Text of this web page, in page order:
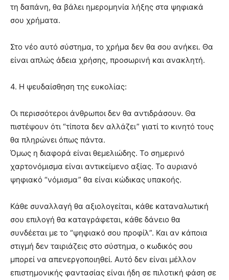
τη δαπάνη, θα βάλει ημερομηνία λήξης στα ψηφιακά
σου χρήματα.
Στο νέο αυτό σύστημα, το χρήμα δεν θα σου ανήκει. Θα
είναι απλώς άδεια χρήσης, προσωρινή και ανακλητή.
4. Η ψευδαίσθηση της ευκολίας:
Οι περισσότεροι άνθρωποι δεν θα αντιδράσουν. Θα
πιστέψουν ότι “τίποτα δεν αλλάζει” γιατί το κινητό τους
θα πληρώνει όπως πάντα.
Όμως η διαφορά είναι θεμελιώδης. Το σημερινό
χαρτονόμισμα είναι αντικείμενο αξίας. Το αυριανό
ψηφιακό “νόμισμα” θα είναι κώδικας υπακοής.
Κάθε συναλλαγή θα αξιολογείται, κάθε καταναλωτική
σου επιλογή θα καταγράφεται, κάθε δάνειο θα
συνδέεται με το “ψηφιακό σου προφίλ”. Και αν κάποια
στιγμή δεν ταιριάζεις στο σύστημα, ο κωδικός σου
μπορεί να απενεργοποιηθεί. Αυτό δεν είναι μέλλον
επιστημονικής φαντασίας είναι ήδη σε πιλοτική φάση σε